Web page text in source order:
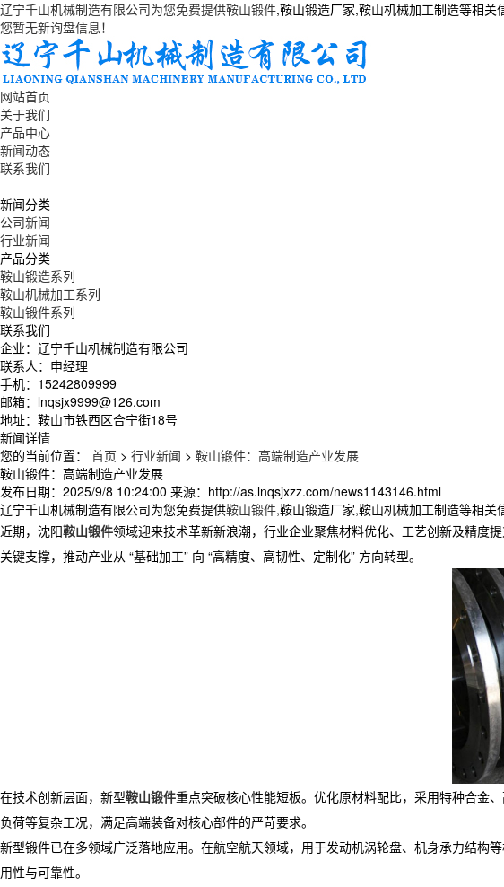
辽宁千山机械制造有限公司为您免费提供鞍山锻件,鞍山锻造厂家,鞍山机械加工制造等相关
您暂无新询盘信息！
网站首页
关于我们
产品中心
新闻动态
联系我们
新闻分类
公司新闻
行业新闻
产品分类
鞍山锻造系列
鞍山机械加工系列
鞍山锻件系列
联系我们
企业：辽宁千山机械制造有限公司
联系人：申经理
手机：15242809999
邮箱：lnqsjx9999@126.com
地址：鞍山市铁西区合宁街18号
新闻详情
您的当前位置： 首页 > 行业新闻 > 鞍山锻件：高端制造产业发展
鞍山锻件：高端制造产业发展
发布日期： 2025/9/8 10:24:00 来源： http://as.lnqsjxzz.com/news1143146.html
辽宁千山机械制造有限公司为您免费提供鞍山锻件,鞍山锻造厂家,鞍山机械加工制造等相关
近期，沈阳鞍山锻件领域迎来技术革新新浪潮，行业企业聚焦材料优化、工艺创新及精度
关键支撑，推动产业从 “基础加工” 向 “高精度、高韧性、定制化” 方向转型。 ​
在技术创新层面，新型鞍山锻件重点突破核心性能短板。优化原材料配比，采用特种合金
负荷等复杂工况，满足高端装备对核心部件的严苛要求。
新型锻件已在多领域广泛落地应用。在航空航天领域，用于发动机涡轮盘、机身承力结
用性与可靠性。